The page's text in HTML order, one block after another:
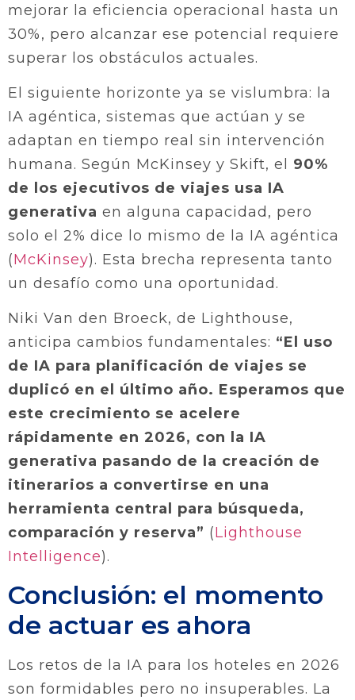
mejorar la eficiencia operacional hasta un
30%, pero alcanzar ese potencial requiere
superar los obstáculos actuales.
El siguiente horizonte ya se vislumbra: la
IA agéntica, sistemas que actúan y se
adaptan en tiempo real sin intervención
humana. Según McKinsey y Skift, el 90%
de los ejecutivos de viajes usa IA
generativa en alguna capacidad, pero
solo el 2% dice lo mismo de la IA agéntica
(McKinsey). Esta brecha representa tanto
un desafío como una oportunidad.
Niki Van den Broeck, de Lighthouse,
anticipa cambios fundamentales: “El uso
de IA para planificación de viajes se
duplicó en el último año. Esperamos que
este crecimiento se acelere
rápidamente en 2026, con la IA
generativa pasando de la creación de
itinerarios a convertirse en una
herramienta central para búsqueda,
comparación y reserva” (Lighthouse
Intelligence).
Conclusión: el momento
de actuar es ahora
Los retos de la IA para los hoteles en 2026
son formidables pero no insuperables. La